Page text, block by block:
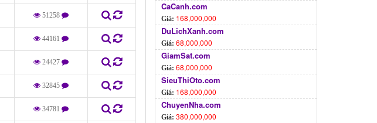
51258
44161
24427
32845
34781
CaCanh.com
Giá: 168,000,000
DuLichXanh.com
Giá: 68,000,000
GiamSat.com
Giá: 68,000,000
SieuThiOto.com
Giá: 168,000,000
ChuyenNha.com
Giá: 380,000,000